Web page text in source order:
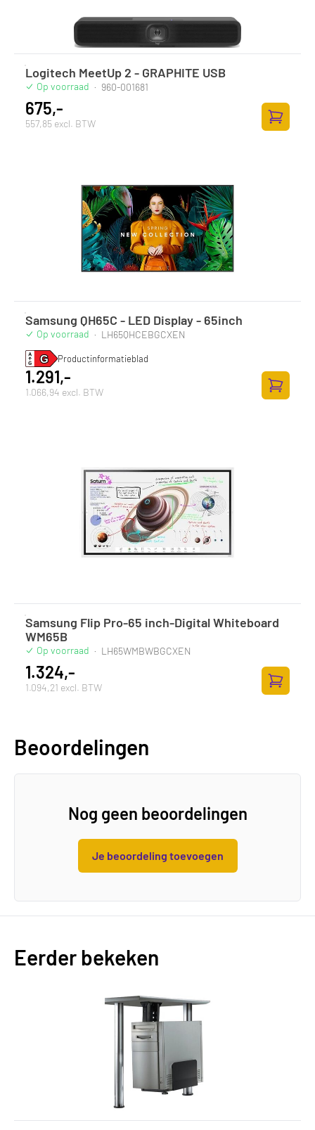
Logitech MeetUp 2 - GRAPHITE USB
Op voorraad · 960-001681
675,-
557,85 excl. BTW
Samsung QH65C - LED Display - 65inch
Op voorraad · LH65QHCEBGCXEN
Productinformatieblad
1.291,-
1.066,94 excl. BTW
Samsung Flip Pro-65 inch-Digital Whiteboard
WM65B
Op voorraad · LH65WMBWBGCXEN
1.324,-
1.094,21 excl. BTW
Beoordelingen
Nog geen beoordelingen
Je beoordeling toevoegen
Eerder bekeken